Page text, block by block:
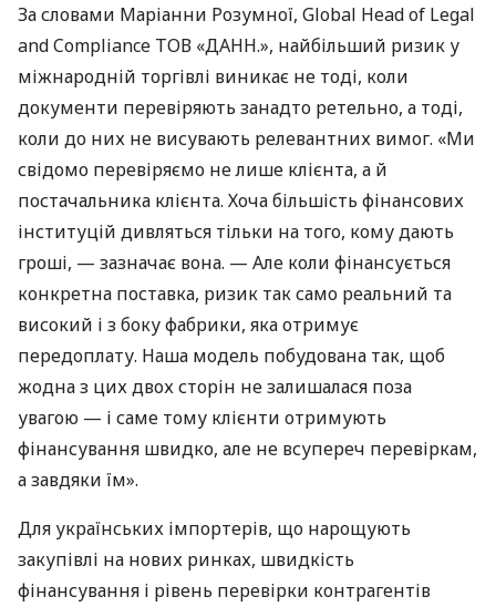
За словами Маріанни Розумної, Global Head of Legal
and Compliance ТОВ «ДАНН.», найбільший ризик у
міжнародній торгівлі виникає не тоді, коли
документи перевіряють занадто ретельно, а тоді,
коли до них не висувають релевантних вимог. «Ми
свідомо перевіряємо не лише клієнта, а й
постачальника клієнта. Хоча більшість фінансових
інституцій дивляться тільки на того, кому дають
гроші, — зазначає вона. — Але коли фінансується
конкретна поставка, ризик так само реальний та
високий і з боку фабрики, яка отримує
передоплату. Наша модель побудована так, щоб
жодна з цих двох сторін не залишалася поза
увагою — і саме тому клієнти отримують
фінансування швидко, але не всупереч перевіркам,
а завдяки їм».
Для українських імпортерів, що нарощують
закупівлі на нових ринках, швидкість
фінансування і рівень перевірки контрагентів